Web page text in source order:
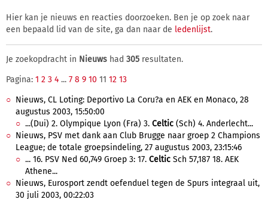
Hier kan je nieuws en reacties doorzoeken. Ben je op zoek naar
een bepaald lid van de site, ga dan naar de ledenlijst.
Je zoekopdracht in Nieuws had 305 resultaten.
Pagina: 1 2 3 4 ... 7 8 9 10 11 12 13
Nieuws, CL Loting: Deportivo La Coru?a en AEK en Monaco, 28
augustus 2003, 15:50:00
...(Dui) 2. Olympique Lyon (Fra) 3. Celtic (Sch) 4. Anderlecht...
Nieuws, PSV met dank aan Club Brugge naar groep 2 Champions
League; de totale groepsindeling, 27 augustus 2003, 23:15:46
... 16. PSV Ned 60,749 Groep 3: 17. Celtic Sch 57,187 18. AEK
Athene...
Nieuws, Eurosport zendt oefenduel tegen de Spurs integraal uit,
30 juli 2003, 00:22:03